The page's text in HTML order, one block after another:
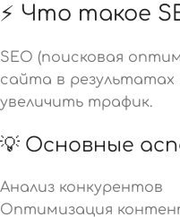
⚡ Что такое
SEO (поисковая
сайта в результатах
увеличить трафик.
💡 Основные
Анализ конкурентов
Оптимизация